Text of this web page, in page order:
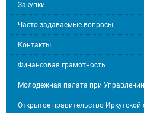
Закупки
Часто задаваемые вопросы
Контакты
Финансовая грамотность
Молодежная палата при
Открытое правительство Иркутской